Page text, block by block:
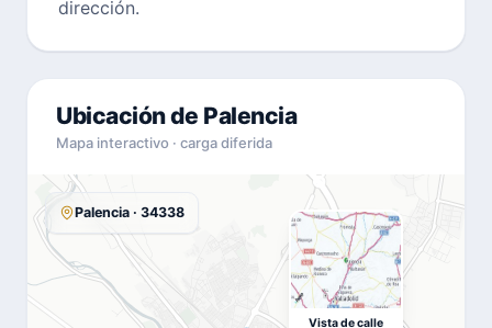
dirección.
Ubicación de Palencia
Mapa interactivo · carga diferida
Palencia · 34338
Vista de calle